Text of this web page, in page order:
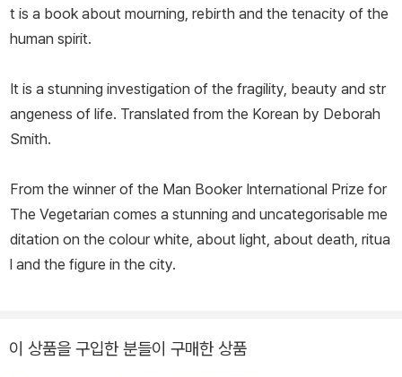
t is a book about mourning, rebirth and the tenacity of the
human spirit.
It is a stunning investigation of the fragility, beauty and str
angeness of life. Translated from the Korean by Deborah
Smith.
From the winner of the Man Booker International Prize for
The Vegetarian comes a stunning and uncategorisable me
ditation on the colour white, about light, about death, ritua
l and the figure in the city.
이 상품을 구입한 분들이 구매한 상품